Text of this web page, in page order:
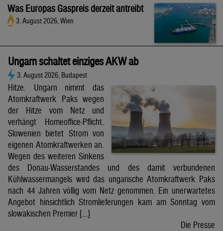
Was Europas Gaspreis derzeit antreibt
3. August 2026, Wien
Ungarn schaltet einziges AKW ab
3. August 2026, Budapest
Hitze. Ungarn nimmt das
Atomkraftwerk Paks wegen
der Hitze vom Netz und
verhängt Homeoffice-Pflicht.
Slowenien bietet Strom von
eigenen Atomkraftwerken an.
Wegen des weiteren Sinkens
des Donau-Wasserstandes und des damit verbundenen
Kühlwassermangels wird das ungarische Atomkraftwerk Paks
nach 44 Jahren völlig vom Netz genommen. Ein unerwartetes
Angebot hinsichtlich Stromlieferungen kam am Sonntag vom
slowakischen Premier […]
Die Presse